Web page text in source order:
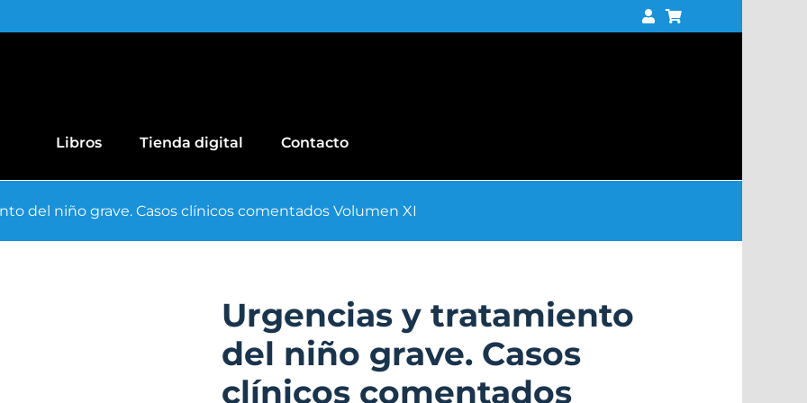
Libros Tienda digital Contacto
del niño grave. Casos clínicos comentados Volumen XI
Urgencias y tratamiento
del niño grave. Casos
clínicos comentados